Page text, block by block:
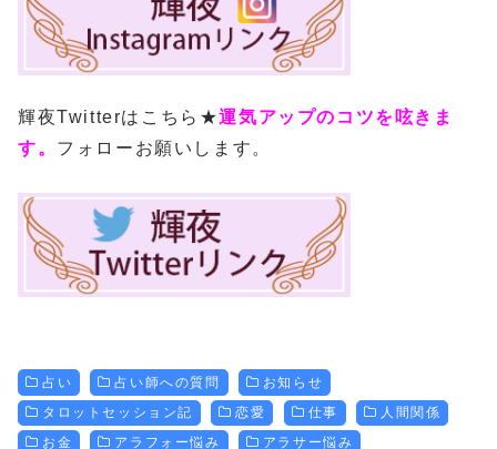
輝夜Twitterはこちら★運気アップのコツを呟きま
す。 フォローお願いします。
占い 占い師への質問
お知らせ
タロットセッション記
恋愛 仕事
人間関係
お金
アラフォー悩み アラサー悩み